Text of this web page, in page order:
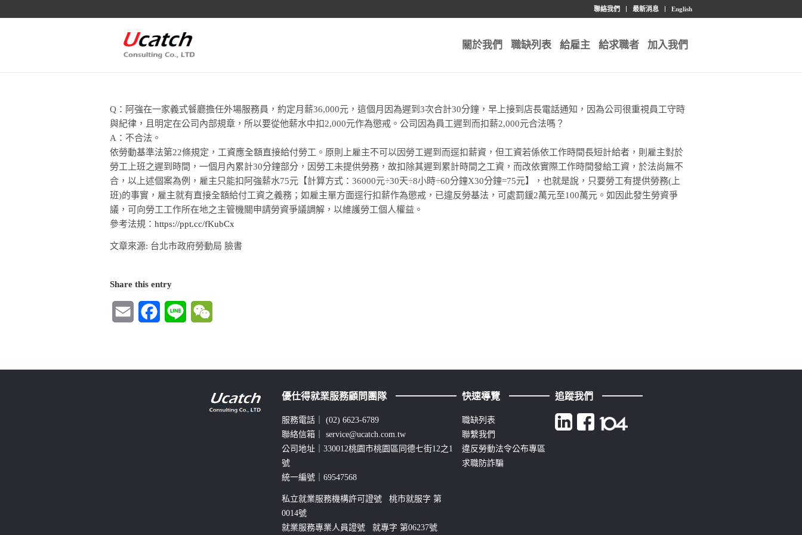
聯絡我們 最新消息 English
關於我們 職缺列表 給雇主 給求職者 加入我們
Q：阿強在一家義式餐廳擔任外場服務員，約定月薪36,000元，這個月因為遲到3次合計30分鐘，早上接到店長電話通知，因為公司很重視員工守時
與紀律，且明定在公司內部規章，所以要從他薪水中扣2,000元作為懲戒。公司因為員工遲到而扣薪2,000元合法嗎？
A：不合法。
依勞動基準法第22條規定，工資應全額直接給付勞工。原則上雇主不可以因勞工遲到而逕扣薪資，但工資若係依工作時間長短計給者，則雇主對於
勞工上班之遲到時間，一個月內累計30分鐘部分，因勞工未提供勞務，故扣除其遲到累計時間之工資，而改依實際工作時間發給工資，於法尚無不
合，以上述個案為例，雇主只能扣阿強薪水75元【計算方式：36000元÷30天÷8小時÷60分鐘X30分鐘=75元】，也就是說，只要勞工有提供勞務(上
班)的事實，雇主就有直接全額給付工資之義務；如雇主單方面逕行扣薪作為懲戒，已違反勞基法，可處罰鍰2萬元至100萬元。如因此發生勞資爭
議，可向勞工工作所在地之主管機關申請勞資爭議調解，以維護勞工個人權益。
參考法規：https://ppt.cc/fKubCx
文章來源: 台北市政府勞動局 臉書
Share this entry
Email FacebookLine
優仕得就業服務顧問團隊
服務電話｜(02) 6623-6789
聯絡信箱｜service@ucatch.com.tw
公司地址｜330012桃園市桃園區同德七街12之1
號
統一編號｜69547568
私立就業服務機構許可證號 桃市就服字 第
0014號
就業服務專業人員證號 就專字 第06237號
快速導覽
職缺列表
聯繫我們
違反勞動法令公布專區
求職防詐騙
追蹤我們